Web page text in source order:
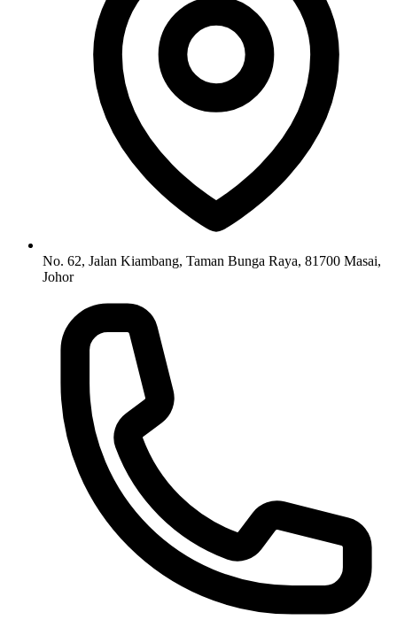
No. 62, Jalan Kiambang, Taman Bunga Raya, 81700 Masai,
Johor